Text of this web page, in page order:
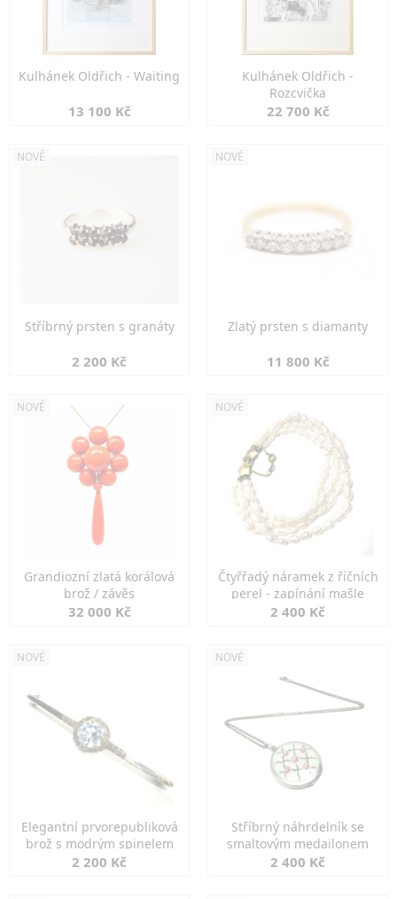
Kulhánek Oldřich - Waiting
13 100 Kč
Kulhánek Oldřich -
Rozcvička
22 700 Kč
NOVÉ
Stříbrný prsten s granáty
2 200 Kč
NOVÉ
Zlatý prsten s diamanty
11 800 Kč
NOVÉ
Grandiozní zlatá korálová
brož / závěs
32 000 Kč
NOVÉ
Čtyřřadý náramek z říčních
perel - zapínání mašle
2 400 Kč
NOVÉ
Elegantní prvorepubliková
brož s modrým spinelem
2 200 Kč
NOVÉ
Stříbrný náhrdelník se
smaltovým medailonem
2 400 Kč